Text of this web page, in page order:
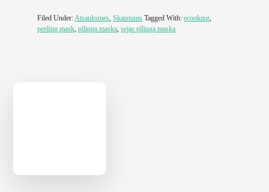
Filed Under:Atsauksmes,Skaistums Tagged With:ecooking,
peeling mask,pīlinga maska,sejas pīlinga maska